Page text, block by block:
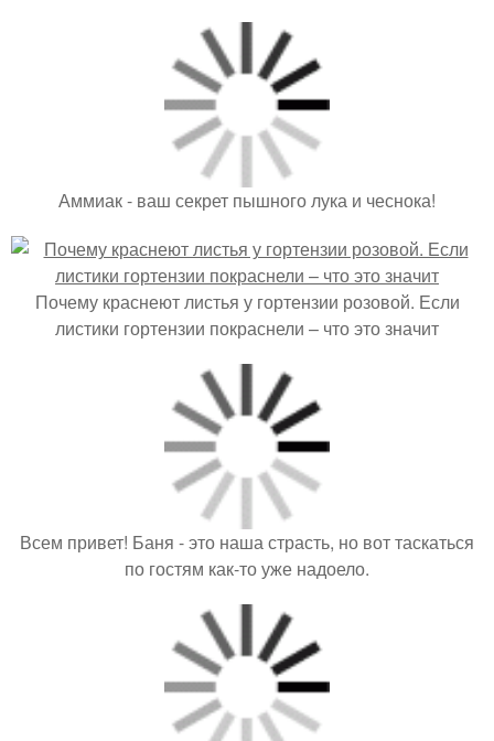
Аммиак - ваш секрет пышного лука и чеснока!
Почему краснеют листья у гортензии розовой. Если
листики гортензии покраснели – что это значит
Всем привет! Баня - это наша страсть, но вот таскаться
по гостям как-то уже надоело.